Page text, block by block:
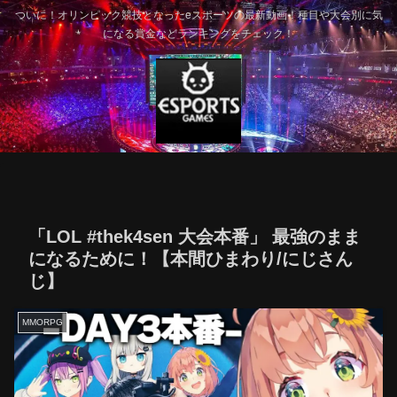
ついに！オリンピック競技となったeスポーツの最新動画！種目や大会別に気
になる賞金などランキングをチェック！
「LOL #thek4sen 大会本番」 最強のまま
になるために！【本間ひまわり/にじさん
じ】
MMORPG